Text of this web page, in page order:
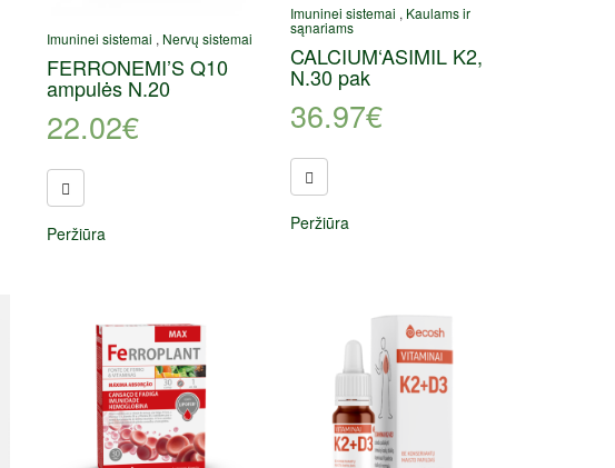
Imuninei sistemai , Nervų sistemai
FERRONEMI’S Q10
ampulės N.20
22.02€
Peržiūra
Imuninei sistemai , Kaulams ir
sąnariams
CALCIUM‘ASIMIL K2,
N.30 pak
36.97€
Peržiūra